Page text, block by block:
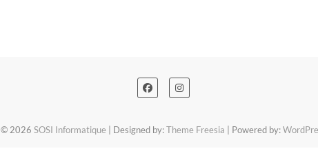
© 2026 SOSI Informatique | Designed by:Theme Freesia | Powered by: